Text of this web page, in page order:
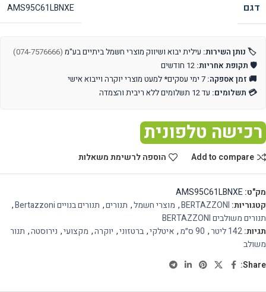
דגם AMS95C61LBNXE
🏷️ נותן השירות: עילית יבוא ושיווק מוצרי חשמל ביתיים בע"מ (074-7576666)
🛡️ תקופת אחריות:
🚚 זמן אספקה:
💳 תשלומים: עד 12 תשלומים ללא ריבית והצמדה
רכישה טלפונית
Add to compare הוספה לרשימת משאלות
מק"ט:AMS95C61LBNXE
קטגוריות: BERTAZZONI
, מוצרי חשמל, תנורים, תנורים בנויים Bertazzoni
,
תנורים משולבים BERTAZZONI
תגיות:142 ליטר , 90 ס״מ , איטלקי, ברטזוני, יוקרה, מקצועי, נירוסטה, תנור
משולב
Share: